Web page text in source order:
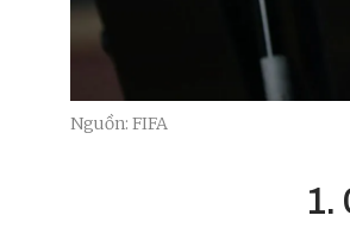
Nguồn: FIFA
1.